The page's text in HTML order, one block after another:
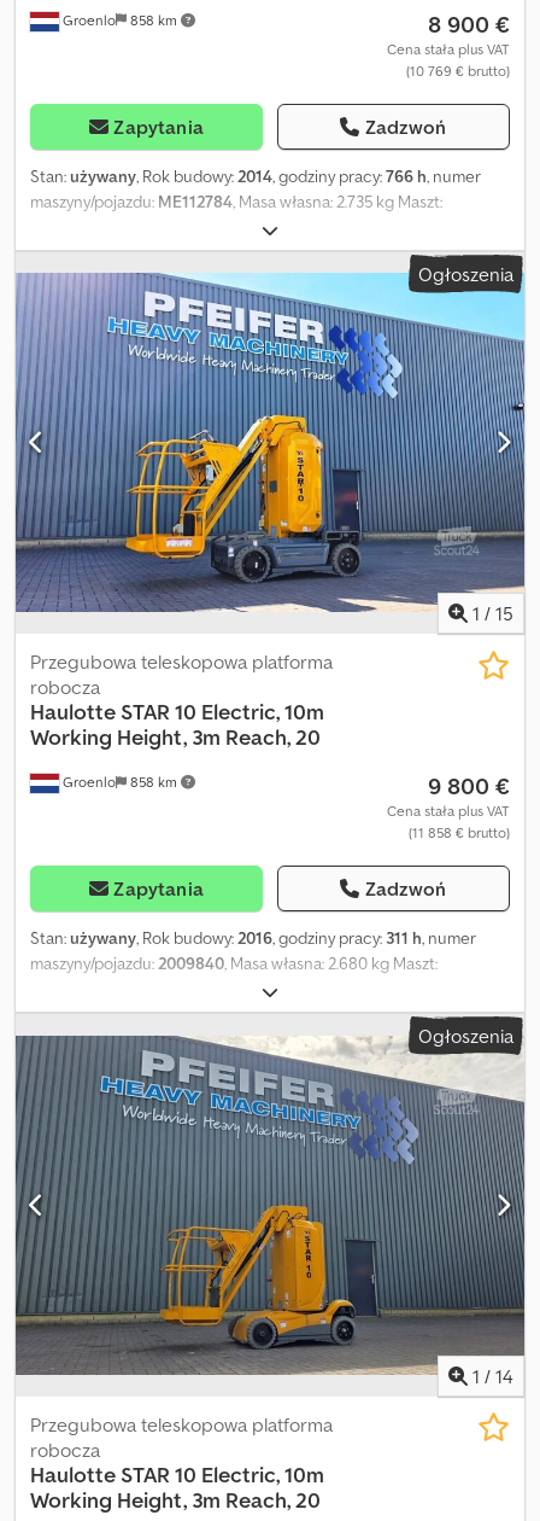
Groenlo 858 km 8 900 €
Cena stała plus VAT
(10 769 € brutto)
Zapytania Zadzwoń
Stan:używany, Rok budowy: 2014, godziny pracy:766 h, numer
maszyny/pojazdu: ME112784 , Masa własna: 2.735 kg Maszt:
przegubowy Udźwig: 200 kg Wysokość robocza: 1.000 cm Wymiary
przestrzeni ładunkowej: 270 x 99 x 199 cm Stan ogumienia przód:
70% Stan ogumienia tył: 70% Crjdpfx Acsy A Dw Ej Esf Maks.
zasięg poziomy: 300 m Aby uzyskać więcej informacji, prosimy o
kontakt z PFEIFER GROUP.
Ogłoszenia
1 / 15
Groenlo 858 km
Przegubowa teleskopowa platforma
robocza
Haulotte STAR 10 Electric, 10m
Working Height, 3m Reach, 20
9 800 €
Cena stała plus VAT
(11 858 € brutto)
Zapytania Zadzwoń
Stan:używany, Rok budowy:2016, godziny pracy: 311 h, numer
maszyny/pojazdu:2009840, Masa własna: 2.680 kg Maszt:
przegubowy Udźwig: 200 kg Wysokość robocza: 1.000 cm Wymiary
przestrzeni ładunkowej: 270 x 99 x 199 cm Stan ogumienia przód:
80 Stan ogumienia tył: 80 Maks. zasięg poziomy: 300 m Cedpjyzl
Hfsfx Ac Ejrf Aby uzyskać więcej informacji, skontaktuj się z
PFEIFER GROUP.
Ogłoszenia
1 / 14
Przegubowa teleskopowa platforma
robocza
Haulotte STAR 10 Electric, 10m
Working Height, 3m Reach, 20